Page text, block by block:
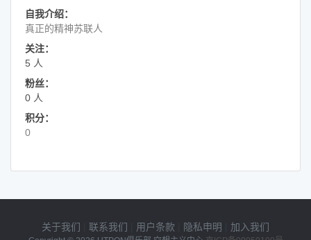
自我介绍：
真正的精神苏联人
关注：
5 人
粉丝：
0 人
积分：
0
关于我们 联系我们 用户条款 隐私申明 加入我们